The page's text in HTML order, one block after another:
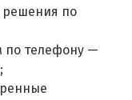
решения по
по телефону —